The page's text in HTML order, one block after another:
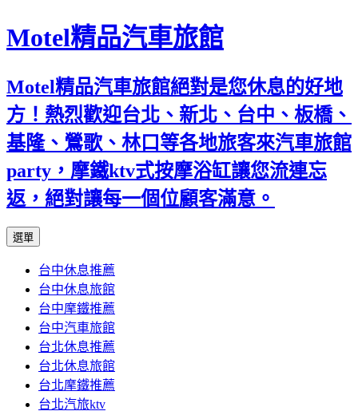
Motel精品汽車旅館
Motel精品汽車旅館絕對是您休息的好地
方！熱烈歡迎台北、新北、台中、板橋、
基隆、鶯歌、林口等各地旅客來汽車旅館
party，摩鐵ktv式按摩浴缸讓您流連忘
返，絕對讓每一個位顧客滿意。
選單
內
容
台中休息推薦
台中休息旅館
台中摩鐵推薦
台中汽車旅館
台北休息推薦
台北休息旅館
台北摩鐵推薦
台北汽旅ktv